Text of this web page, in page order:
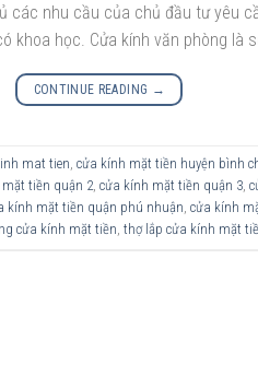
các nhu cầu của chủ đầu tư yêu
khoa học. Cửa kính văn phòng là
CONTINUE READING →
mat tien, cửa kính mặt tiền huyện bình
tiền quận 2, cửa kính mặt tiền quận 3,
kính mặt tiền quận phú nhuận, cửa kính
cửa kính mặt tiền, thợ lắp cửa kính mặt